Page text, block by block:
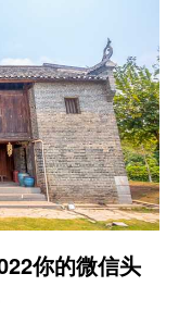
你的微信头